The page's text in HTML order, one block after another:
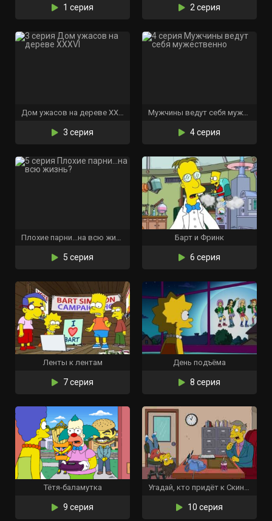
1 серия 2 серия
Дом ужасов на дереве XXXVI
3 серия
Мужчины ведут себя мужественно
4 серия
Плохие парни...на всю жизнь?
5 серия
Барт и Фринк
6 серия
Ленты к лентам
7 серия
День подъёма
8 серия
Тётя-баламутка
9 серия
Угадай, кто придёт к Скиннеру?
10 серия